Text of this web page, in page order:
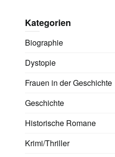
Kategorien
Biographie
Dystopie
Frauen in der Geschichte
Geschichte
Historische Romane
Krimi/Thriller